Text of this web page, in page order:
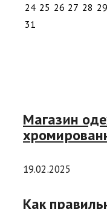
24 25 26 27 28 29
31
Магазин
19.02.2025
Как